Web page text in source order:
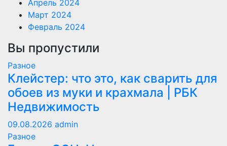
Апрель 2024
Март 2024
Февраль 2024
Вы пропустили
Разное
Клейстер: что это, как сварить для
обоев из муки и крахмала | РБК
Недвижимость
09.08.2026 admin
Разное